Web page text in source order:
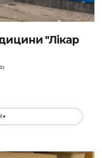
"Лікар